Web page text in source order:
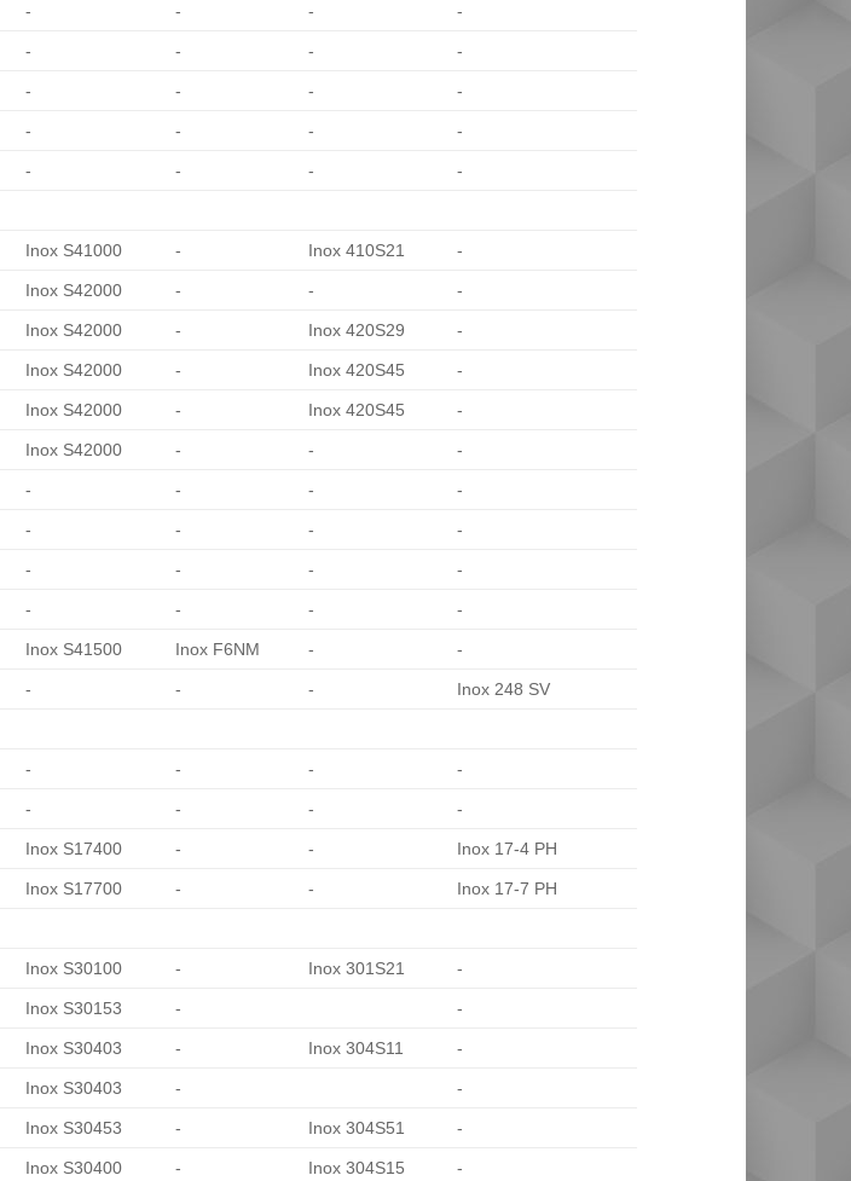
- - - -
- - - -
- - - -
- - - -
- - - -
Inox S41000 - Inox 410S21 -
Inox S42000 - - -
Inox S42000 - Inox 420S29 -
Inox S42000 - Inox 420S45 -
Inox S42000 - Inox 420S45 -
Inox S42000 - - -
- - - -
- - - -
- - - -
- - - -
Inox S41500 Inox F6NM - -
- - - Inox 248 SV
- - - -
- - - -
Inox S17400 - - Inox 17-4 PH
Inox S17700 - - Inox 17-7 PH
Inox S30100 - Inox 301S21 -
Inox S30153 - -
Inox S30403 - Inox 304S11 -
Inox S30403 - -
Inox S30453 - Inox 304S51 -
Inox S30400 - Inox 304S15 -